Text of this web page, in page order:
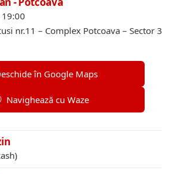
nr.11 – Complex Potcoava – Sector 3
în Google Maps
Navighează cu Waze